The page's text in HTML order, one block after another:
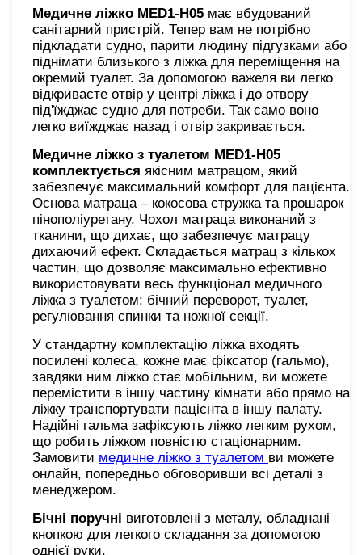
Медичне ліжко MED1-H05 має вбудований
санітарний пристрій. Тепер вам не потрібно
підкладати судно, парити людину підгузками або
піднімати близького з ліжка для переміщення на
окремий туалет. За допомогою важеля ви легко
відкриваєте отвір у центрі ліжка і до отвору
під'їжджає судно для потреби. Так само воно
легко виїжджає назад і отвір закривається.
Медичне ліжко з туалетом MED1-H05
комплектується якісним матрацом, який
забезпечує максимальний комфорт для пацієнта.
Основа матраца – кокосова стружка та прошарок
пінополіуретану. Чохол матраца виконаний з
тканини, що дихає, що забезпечує матрацу
дихаючий ефект. Складається матрац з кількох
частин, що дозволяє максимально ефективно
використовувати весь функціонал медичного
ліжка з туалетом: бічний переворот, туалет,
регулювання спинки та ножної секції.
У стандартну комплектацію ліжка входять
посилені колеса, кожне має фіксатор (гальмо),
завдяки ним ліжко стає мобільним, ви можете
перемістити в іншу частину кімнати або прямо на
ліжку транспортувати пацієнта в іншу палату.
Надійні гальма зафіксують ліжко легким рухом,
що робить ліжком повністю стаціонарним.
Замовити медичне ліжко з туалетом ви можете
онлайн, попередньо обговоривши всі деталі з
менеджером.
Бічні поручні виготовлені з металу, обладнані
кнопкою для легкого складання за допомогою
однієї руки.